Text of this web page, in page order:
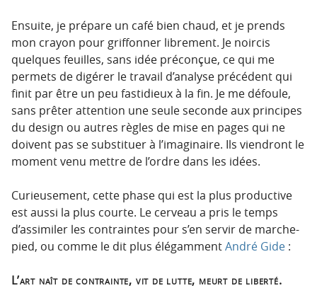
Ensuite, je prépare un café bien chaud, et je prends
mon crayon pour griffonner librement. Je noircis
quelques feuilles, sans idée préconçue, ce qui me
permets de digérer le travail d’analyse précédent qui
finit par être un peu fastidieux à la fin. Je me défoule,
sans prêter attention une seule seconde aux principes
du design ou autres règles de mise en pages qui ne
doivent pas se substituer à l’imaginaire. Ils viendront le
moment venu mettre de l’ordre dans les idées.
Curieusement, cette phase qui est la plus productive
est aussi la plus courte. Le cerveau a pris le temps
d’assimiler les contraintes pour s’en servir de marche-
pied, ou comme le dit plus élégammentAndré Gide :
L’art naît de contrainte, vit de lutte, meurt de liberté.